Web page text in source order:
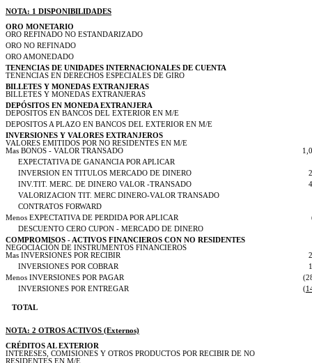
NOTA: 1 DISPONIBILIDADES
ORO MONETARIO
ORO REFINADO NO ESTANDARIZADO
ORO NO REFINADO
ORO AMONEDADO
TENENCIAS DE UNIDADES INTERNACIONALES DE CUENTA
TENENCIAS EN DERECHOS ESPECIALES DE GIRO
BILLETES Y MONEDAS EXTRANJERAS
BILLETES Y MONEDAS EXTRANJERAS
DEPÓSITOS EN MONEDA EXTRANJERA
DEPOSITOS EN BANCOS DEL EXTERIOR EN M/E
DEPOSITOS A PLAZO EN BANCOS DEL EXTERIOR EN M/E
INVERSIONES Y VALORES EXTRANJEROS
VALORES EMITIDOS POR NO RESIDENTES EN M/E
Mas BONOS - VALOR TRANSADO
EXPECTATIVA DE GANANCIA POR APLICAR
INVERSION EN TITULOS MERCADO DE DINERO
INV.TIT. MERC. DE DINERO VALOR -TRANSADO
VALORIZACION TIT. MERC DINERO-VALOR TRANSADO
CONTRATOS FORWARD
Menos EXPECTATIVA DE PERDIDA POR APLICAR
DESCUENTO CERO CUPON - MERCADO DE DINERO
COMPROMISOS - ACTIVOS FINANCIEROS CON NO RESIDENTES
NEGOCIACIÓN DE INSTRUMENTOS FINANCIEROS
Mas INVERSIONES POR RECIBIR
INVERSIONES POR COBRAR
Menos INVERSIONES POR PAGAR
INVERSIONES POR ENTREGAR
TOTAL
NOTA: 2 OTROS ACTIVOS (Externos)
CRÉDITOS AL EXTERIOR
INTERESES, COMISIONES Y OTROS PRODUCTOS POR RECIBIR DE NO
RESIDENTES EN M/E